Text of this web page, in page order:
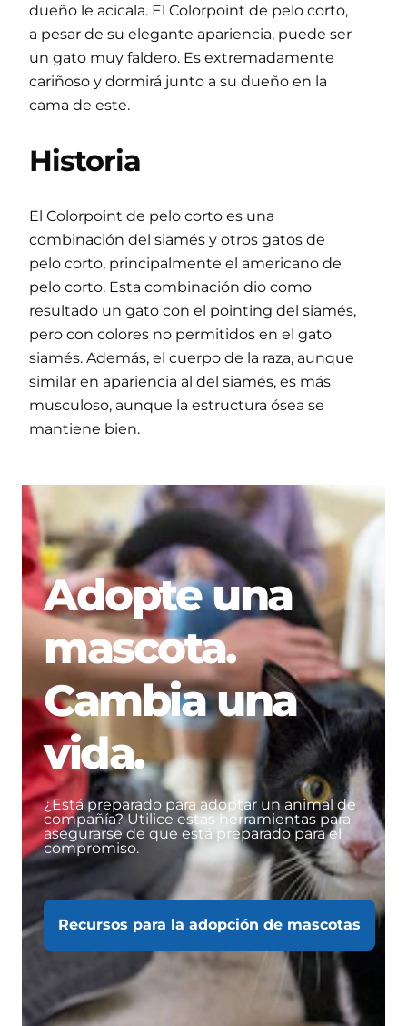
dueño le acicala. El Colorpoint de pelo corto,
a pesar de su elegante apariencia, puede ser
un gato muy faldero. Es extremadamente
cariñoso y dormirá junto a su dueño en la
cama de este.
Historia
El Colorpoint de pelo corto es una
combinación del siamés y otros gatos de
pelo corto, principalmente el americano de
pelo corto. Esta combinación dio como
resultado un gato con el pointing del siamés,
pero con colores no permitidos en el gato
siamés. Además, el cuerpo de la raza, aunque
similar en apariencia al del siamés, es más
musculoso, aunque la estructura ósea se
mantiene bien.
Adopte una
mascota.
Cambia una
vida.
¿Está preparado para adoptar un animal de
compañía? Utilice estas herramientas para
asegurarse de que está preparado para el
compromiso.
Recursos para la adopción de mascotas